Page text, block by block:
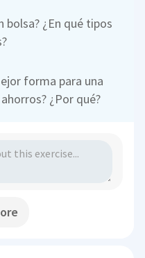
¿En qué tipos
forma para una
¿Por qué?